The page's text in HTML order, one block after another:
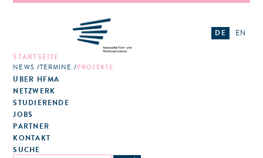
STARTSEITE
NEWS TERMINE PROJEKTE
ÜBER HFMA
NETZWERK
STUDIERENDE
JOBS
PARTNER
KONTAKT
SUCHE
DE EN